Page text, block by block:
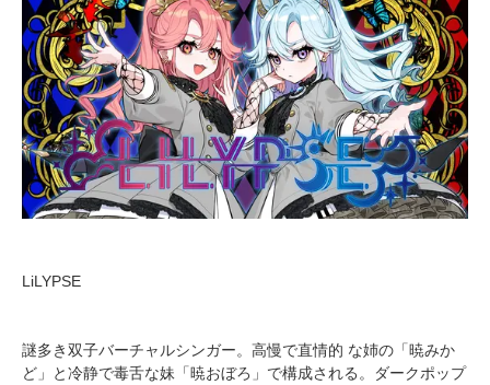
LiLYPSE
謎多き双子バーチャルシンガー。高慢で直情的 な姉の「暁みか
ど」と冷静で毒舌な妹「暁おぼろ」で構成される。ダークポップ